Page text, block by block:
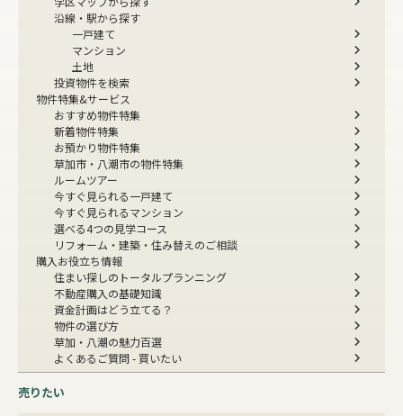
沿線・駅から探す
一戸建て
マンション
土地
投資物件を検索
物件特集&サービス
おすすめ物件特集
新着物件特集
お預かり物件特集
草加市・八潮市の物件特集
ルームツアー
今すぐ見られる一戸建て
今すぐ見られるマンション
選べる4つの見学コース
リフォーム・建築・住み替えのご相談
購入お役立ち情報
住まい探しのトータルプランニング
不動産購入の基礎知識
資金計画はどう立てる？
物件の選び方
草加・八潮の魅力百選
よくあるご質問 - 買いたい
売りたい